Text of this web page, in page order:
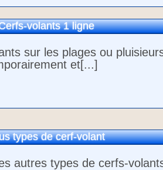
volants 1 ligne
sur les plages ou
et[...]
types de cerf-volant
autres types de cerfs-